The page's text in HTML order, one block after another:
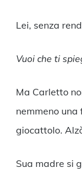
Lei, senza
Vuoi che ti
Ma Carletto
nemmeno una
giocattolo.
Sua madre si